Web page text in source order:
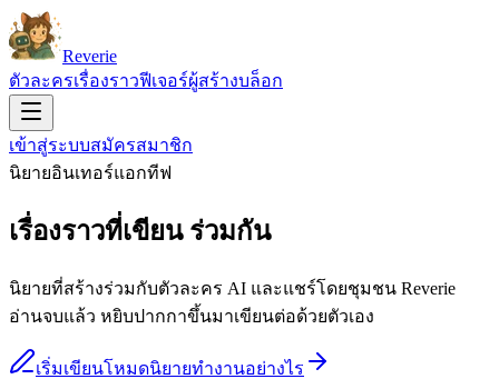
Reverie
ตัวละครเรื่องราวฟีเจอร์ผู้สร้างบล็อก
เข้าสู่ระบบสมัครสมาชิก
นิยายอินเทอร์แอกทีฟ
เรื่องราวที่เขียน ร่วมกัน
นิยายที่สร้างร่วมกับตัวละคร AI และแชร์โดยชุมชน Reverie
อ่านจบแล้ว หยิบปากกาขึ้นมาเขียนต่อด้วยตัวเอง
เริ่มเขียนโหมดนิยายทำงานอย่างไร